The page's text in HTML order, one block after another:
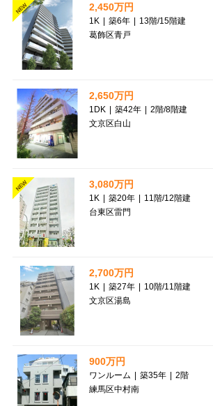
NEW 2,450万円
1K | 築6年 | 13階/15階建
葛飾区青戸
2,650万円
1DK | 築42年 | 2階/8階建
文京区白山
NEW 3,080万円
1K | 築20年 | 11階/12階建
台東区雷門
2,700万円
1K | 築27年 | 10階/11階建
文京区湯島
900万円
ワンルーム | 築35年 | 2階
練馬区中村南